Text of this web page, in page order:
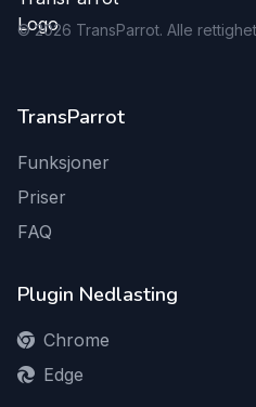
©2026 TransParrot. Alle
TransParrot
Funksjoner
Priser
FAQ
Plugin Nedlasting
Chrome
Edge